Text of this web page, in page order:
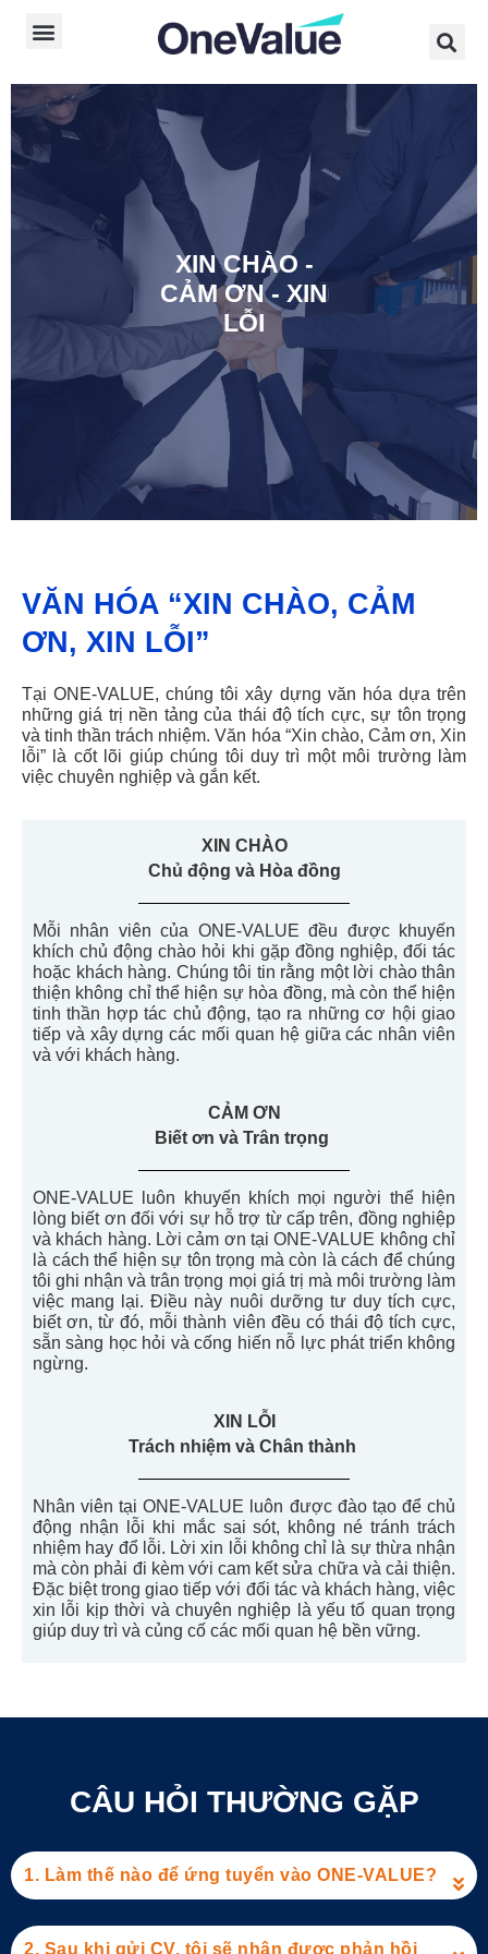
XIN CHÀO -
CẢM ƠN - XIN
LỖI
VĂN HÓA “XIN CHÀO, CẢM
ƠN, XIN LỖI”
Tại ONE-VALUE, chúng tôi xây dựng văn hóa dựa trên
những giá trị nền tảng của thái độ tích cực,sự tôn trọng
và tinh thần trách nhiệm.Văn hóa “Xin chào, Cảm ơn, Xin
lỗi” là cốt lõi giúp chúng tôi duy trì một môi trường làm
việc chuyên nghiệp và gắn kết.
XIN CHÀO
Chủ động và Hòa đồng
Mỗi nhân viêncủa ONE-VALUEđều được khuyến
khích chủ động chào hỏi khi gặp đồng nghiệp, đối tác
hoặc khách hàng. Chúng tôi tin rằng một lời chào thân
thiện không chỉ thể hiện sự hòa đồng, màcòn thể hiện
tinh thần hợp tác chủ động, tạo ra những cơ hội giao
tiếp và xây dựngcác mối quan hệ giữa các nhân viên
và với khách hàng.
CẢM ƠN
Biết ơn và Trân trọng
ONE-VALUE luôn khuyến khích mọi người thể hiện
lòng biết ơn đối với sự hỗ trợ từ cấp trên, đồng nghiệp
và khách hàng. Lời cảm ơn tại ONE-VALUE không chỉ
là cách thể hiện sự tôn trọng mà còn là cách để chúng
tôi ghi nhận và trân trọng mọi giá trị mà môi trường làm
việc mang lại. Điều này nuôi dưỡng tư duy tích cực,
biết ơn, từ đó, mỗi thành viên đều có thái độ tích cực,
sẵn sàng học hỏi và cống hiến nỗ lực phát triển không
ngừng.
XIN LỖI
Trách nhiệm và Chân thành
Nhân viên tại ONE-VALUE luôn được đào tạo để chủ
động nhận lỗi khi mắc sai sót, không nétránh trách
nhiệm hay đổ lỗi. Lời xin lỗi không chỉ là sự thừa nhận
mà còn phải đi kèm với cam kết sửa chữa và cải thiện.
Đặc biệt trong giao tiếp với đối tác và khách hàng,việc
xin lỗi kịp thời và chuyên nghiệp là yếu tố quan trọng
giúp duy trì và củng cố các mối quan hệ bền vững.
CÂU HỎI THƯỜNG GẶP
1. Làm thế nào để ứng tuyển vào ONE-VALUE?
2. Sau khi gửi CV, tôi sẽ nhận được phản hồi